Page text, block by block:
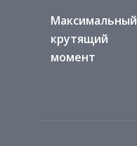
Максимальный
крутящий
момент